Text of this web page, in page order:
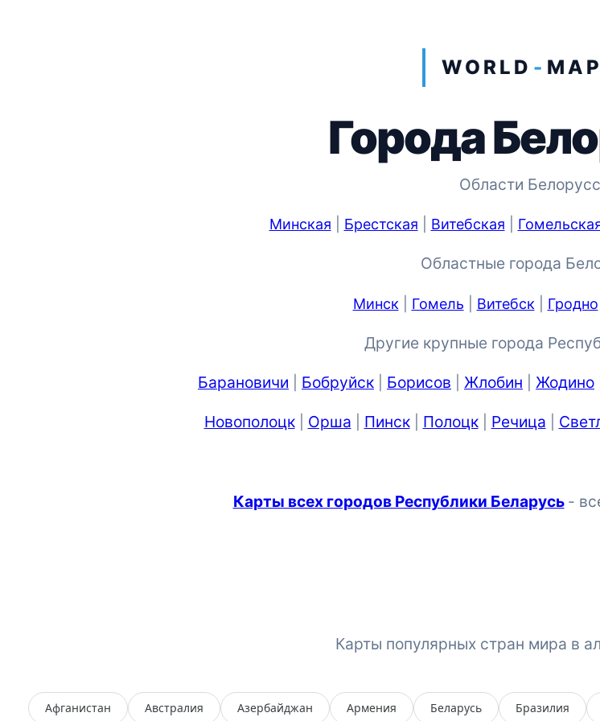
WORLD - MAP
Города
Области
Минская Брестская Витебская
Областные города
Минск Гомель Витебск Гродно
Другие крупные города
Барановичи Бобруйск Борисов Жлобин Жодино
Новополоцк| Орша Пинск| Полоцк| Речица
Карты всех городов Республики Беларусь -
Карты популярных стран мира в
Афганистан Австралия Азербайджан Армения Беларусь Бразилия